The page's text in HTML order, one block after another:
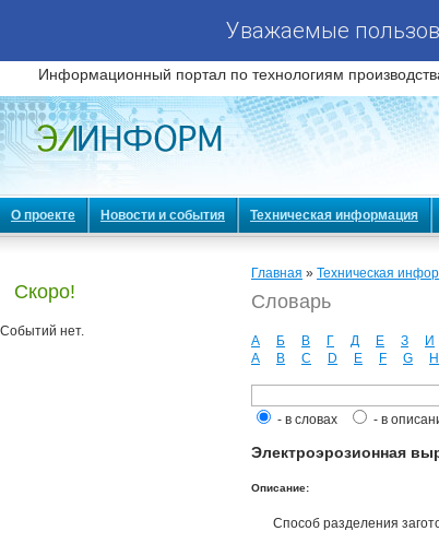
Уважаемые
Информационный портал по технологиям
О проекте Новости и события Техническая информация
Скоро!
Событий нет.
Главная » Техническая
Словарь
А Б В Г Д Е З И
A
B C D E F G H
- в словах - в
Электроэрозионная
Описание:
Способ разделения